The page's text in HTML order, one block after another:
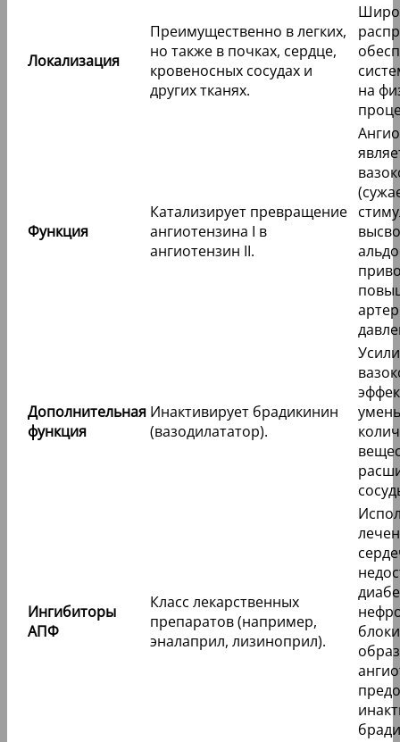
Локализация
Преимущественно в легких,
но также в почках, сердце,
кровеносных сосудах и
других тканях.
на
Функция
Катализирует превращение
ангиотензина I в
ангиотензин II.
Дополнительная
функция
Инактивирует брадикинин
(вазодилататор).
Ингибиторы
АПФ
Класс лекарственных
препаратов (например,
эналаприл, лизиноприл).